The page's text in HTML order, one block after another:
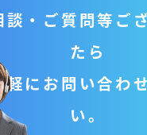
談‧ご質問等ご
たら
軽にお問い合わ
い。